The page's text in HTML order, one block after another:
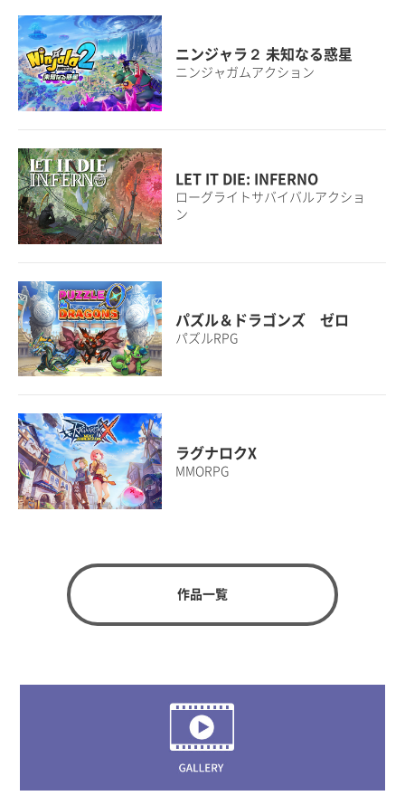
ニンジャラ２ 未知なる惑星
ニンジャガムアクション
LET IT DIE: INFERNO
ローグライトサバイバルアクショ
ン
パズル＆ドラゴンズ ゼロ
パズルRPG
ラグナロクX
MMORPG
作品一覧